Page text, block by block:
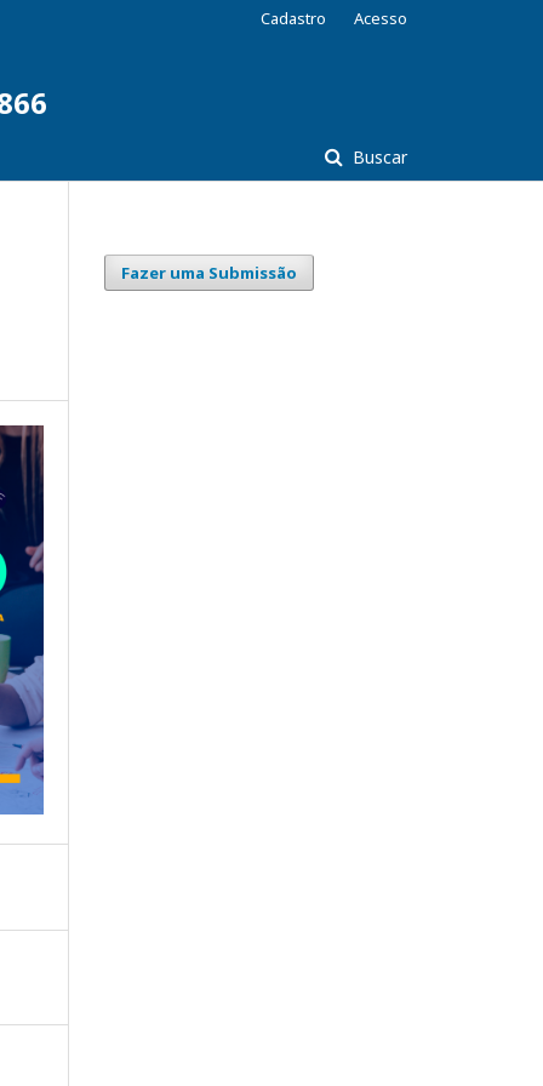
Buscar
Cadastro Acesso
Fazer uma Submissão